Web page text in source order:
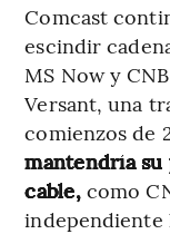
Comcast
escindir
MS Now y
Versant, una
comienzos de
mantendría su
cable,como
independiente